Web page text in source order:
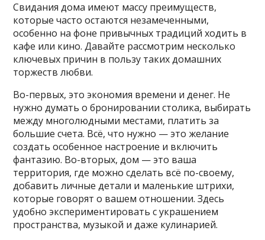
Свидания дома имеют массу преимуществ,
которые часто остаются незамеченными,
особенно на фоне привычных традиций ходить в
кафе или кино. Давайте рассмотрим несколько
ключевых причин в пользу таких домашних
торжеств любви.
Во-первых, это экономия времени и денег. Не
нужно думать о бронировании столика, выбирать
между многолюдными местами, платить за
большие счета. Всё, что нужно — это желание
создать особенное настроение и включить
фантазию. Во-вторых, дом — это ваша
территория, где можно сделать всё по-своему,
добавить личные детали и маленькие штрихи,
которые говорят о вашем отношении. Здесь
удобно экспериментировать с украшением
пространства, музыкой и даже кулинарией.